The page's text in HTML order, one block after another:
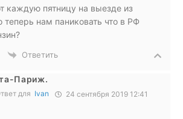
каждую пятницу на выезде из
теперь нам паниковать что в РФ
Ответить
Париж.
для Ivan 24 сентября 2019 12:41